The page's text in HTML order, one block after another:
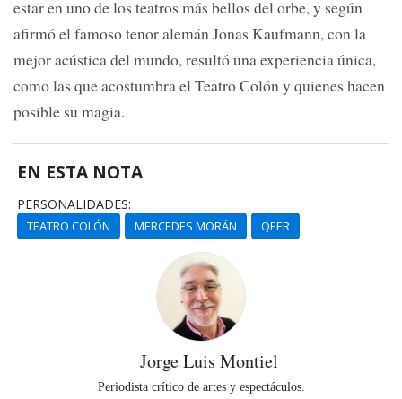
estar en uno de los teatros más bellos del orbe, y según
afirmó el famoso tenor alemán Jonas Kaufmann, con la
mejor acústica del mundo, resultó una experiencia única,
como las que acostumbra el Teatro Colón y quienes hacen
posible su magia.
EN ESTA NOTA
PERSONALIDADES:
TEATRO COLÓN MERCEDES MORÁN QEER
Jorge Luis Montiel
Periodista crítico de artes y espectáculos.